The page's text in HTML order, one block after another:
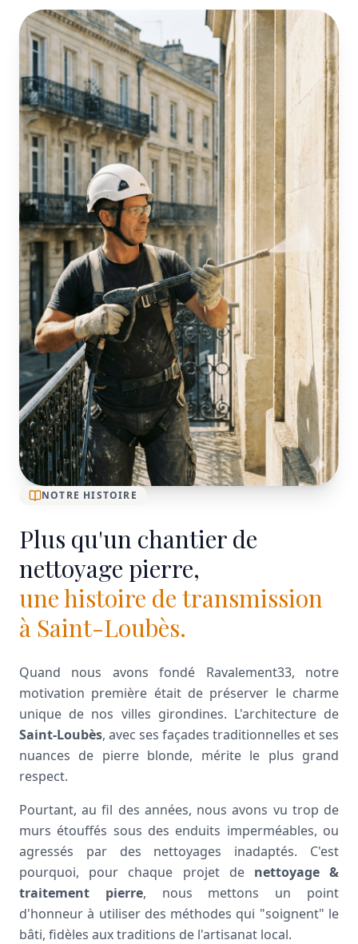
NOTRE HISTOIRE
Plus qu'un chantier de
nettoyage pierre,
une histoire de transmission
à Saint-Loubès.
Quand nous avons fondé Ravalement33, notre
motivation première était de préserver le charme
unique de nos villes girondines. L'architecture de
Saint-Loubès, avec ses façades traditionnelles et ses
nuances de pierre blonde, mérite le plus grand
respect.
Pourtant, au fil des années, nous avons vu trop de
murs étouffés sous des enduits imperméables, ou
agressés par des nettoyages inadaptés. C'est
pourquoi, pour chaque projet de nettoyage &
traitement pierre, nous mettons un point
d'honneur à utiliser des méthodes qui "soignent" le
bâti, fidèles aux traditions de l'artisanat local.